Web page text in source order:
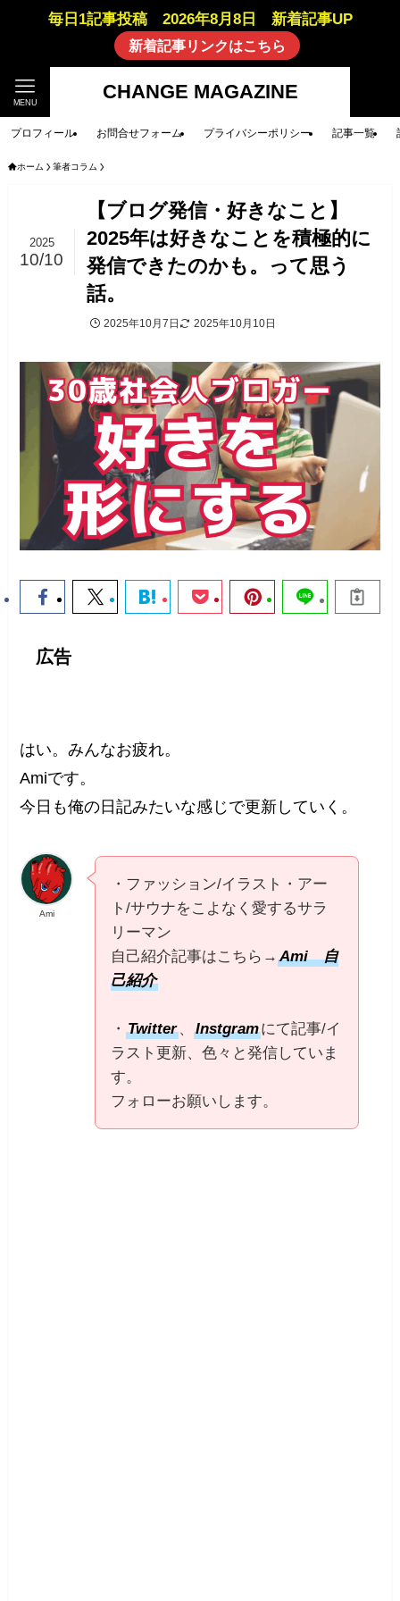
毎日1記事投稿 2026年8月8日 新着記事UP
新着記事リンクはこちら
CHANGE MAGAZINE
MENU
プロフィール お問合せフォーム プライバシーポリシー 記事一覧
ホーム 筆者コラム
【ブログ発信・好きなこと】
2025年は好きなことを積極的に
発信できたのかも。って思う
話。
2025
10/10
2025年10月7日 2025年10月10日
広告
はい。みんなお疲れ。
Amiです。
今日も俺の日記みたいな感じで更新していく。
Ami
・ファッション/イラスト・アー
ト/サウナをこよなく愛するサラ
リーマン
自己紹介記事はこちら→Ami 自
己紹介
・Twitter、Instgramにて記事/イ
ラスト更新、色々と発信していま
す。
フォローお願いします。